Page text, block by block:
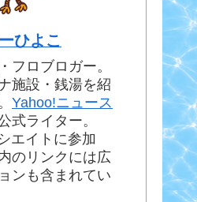
ひよこ
フロブロガー。
施設・銭湯を紹
Yahoo!ニュース
式ライター。
エイトに参加
のリンクには広
ンも含まれてい